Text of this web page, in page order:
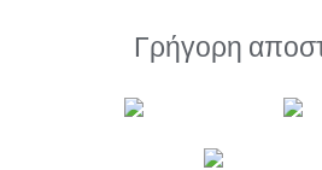
Γρήγορη